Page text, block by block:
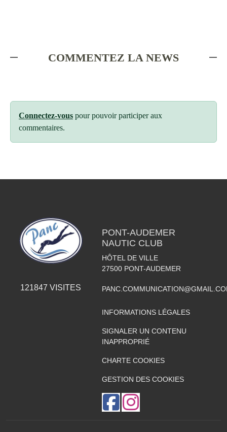
COMMENTEZ LA NEWS
Connectez-vous pour pouvoir participer aux
commentaires.
121847 VISITES
PONT-AUDEMER
NAUTIC CLUB
HÔTEL DE VILLE
27500 PONT-AUDEMER
INFORMATIONS LÉGALES
SIGNALER UN CONTENU
INAPPROPRIÉ
CHARTE COOKIES
GESTION DES COOKIES